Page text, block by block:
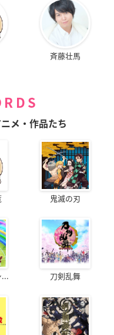
斉藤壮馬
メ・作品たち
鬼滅の刃
... 刀剣乱舞